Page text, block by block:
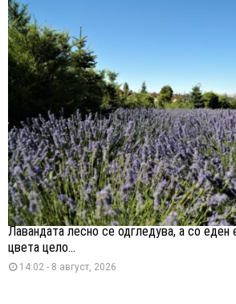
Лавандата лесно се одгледува, а со еден
цвета цело...
14:02 - 8 август, 2026